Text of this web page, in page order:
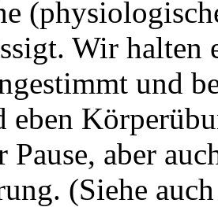
Wir halten
und
eben
Pause, aber
(Siehe